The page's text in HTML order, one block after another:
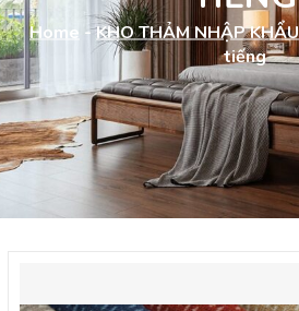
Home -KHO THẢM NHẬP KHẨU
tiếng